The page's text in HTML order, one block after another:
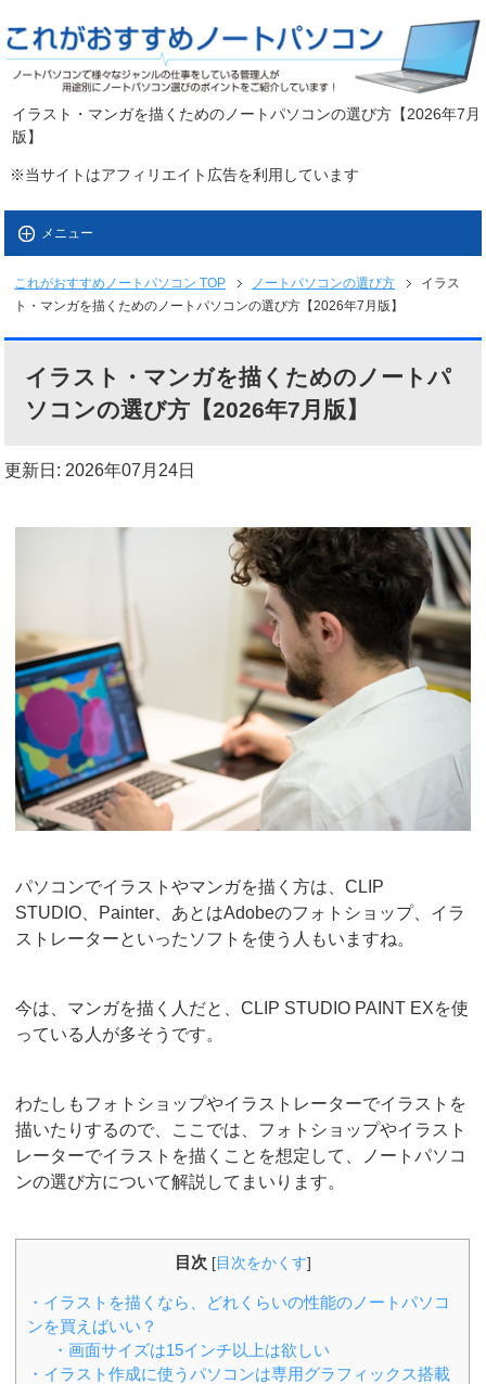
イラスト・マンガを描くためのノートパソコンの選び方【2026年7月
版】
※当サイトはアフィリエイト広告を利用しています
メニュー
これがおすすめノートパソコン TOP ノートパソコンの選び方
イラス
ト・マンガを描くためのノートパソコンの選び方【2026年7月版】
イラスト・マンガを描くためのノートパ
ソコンの選び方【2026年7月版】
更新日: 2026年07月24日
パソコンでイラストやマンガを描く方は、CLIP
STUDIO、Painter、あとはAdobeのフォトショップ、イラ
ストレーターといったソフトを使う人もいますね。
今は、マンガを描く人だと、CLIP STUDIO PAINT EXを使
っている人が多そうです。
わたしもフォトショップやイラストレーターでイラストを
描いたりするので、ここでは、フォトショップやイラスト
レーターでイラストを描くことを想定して、ノートパソコ
ンの選び方について解説してまいります。
目次 [目次をかくす]
・イラストを描くなら、どれくらいの性能のノートパソコ
ンを買えばいい？
・画面サイズは15インチ以上は欲しい
・イラスト作成に使うパソコンは専用グラフィックス搭載